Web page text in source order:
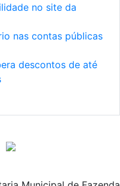
no site da
nas contas públicas
descontos de até